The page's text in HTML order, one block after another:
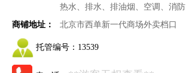
热水、排水、排油烟、空调、消防
商铺地址：
北京市西单新一代商场外卖档口
托管编号： 13539